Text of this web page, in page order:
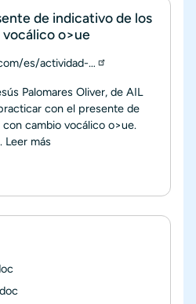
de indicativo de los
o>ue
es/actividad-…
Palomares Oliver, de AIL
con el presente de
cambio vocálico o>ue.
Leer más